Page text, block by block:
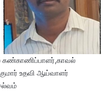
கண்காணிப்பாளர்,காவல்
உதவி ஆய்வாளர்